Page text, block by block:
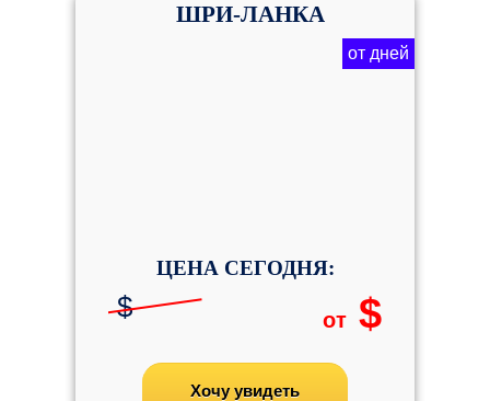
ШРИ-ЛАНКА
от дней
ЦЕНА СЕГОДНЯ:
$ от $
Хочу увидеть